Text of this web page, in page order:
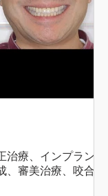
治療、インプラント
審美治療、咬合治